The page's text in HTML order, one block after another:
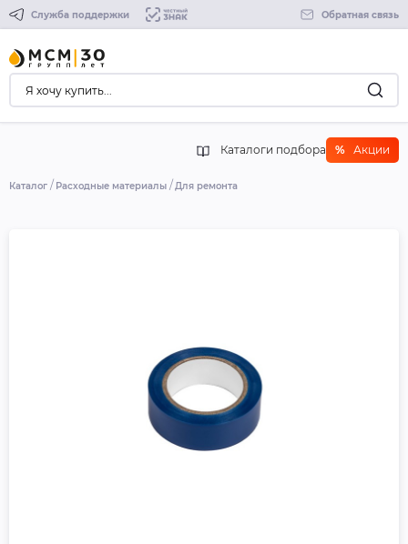
Служба поддержки Обратная связь
Каталоги подбора % Акции
Каталог Расходные материалы Для ремонта